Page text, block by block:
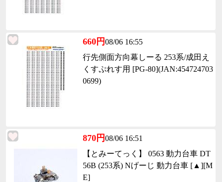
660円08/06 16:55
行先側面方向幕しーる 253系/成田え
くすぷれす用 [PG-80](JAN:454724703
0699)
870円08/06 16:51
【とみーてっく】 0563 動力台車 DT
56B (253系) Nげーじ 動力台車 [▲][M
E]